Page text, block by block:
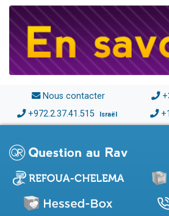
Nous contacter
+972.2.37.41.515 Israël